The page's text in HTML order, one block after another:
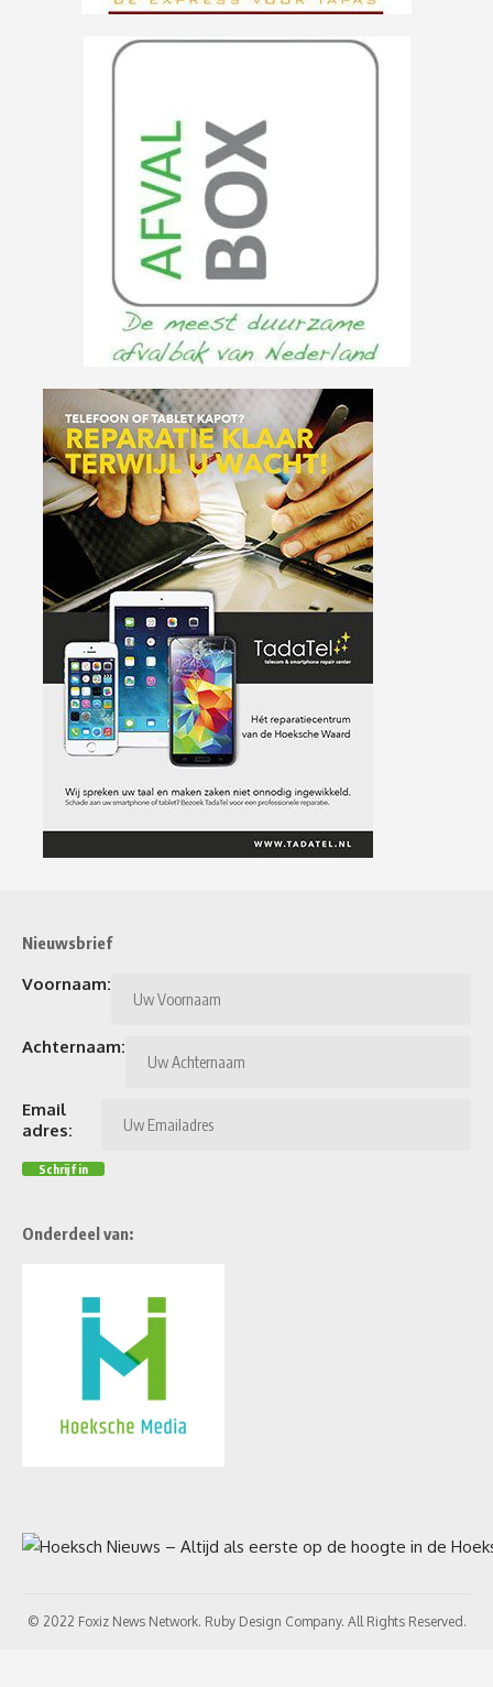
Nieuwsbrief
Voornaam:
Achternaam:
Email
adres:
Onderdeel van:
© 2022 Foxiz News Network. Ruby Design Company. All Rights Reserved.